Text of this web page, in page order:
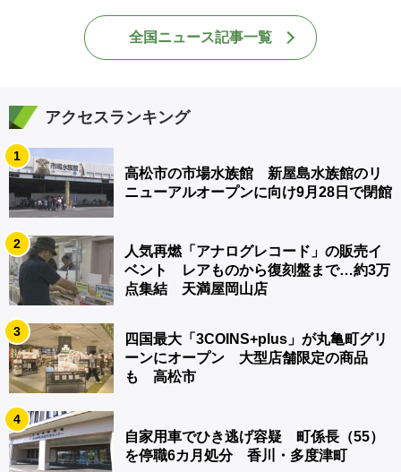
全国ニュース記事一覧
アクセスランキング
1
高松市の市場水族館 新屋島水族館のリ
ニューアルオープンに向け9月28日で閉館
2
人気再燃「アナログレコード」の販売イ
ベント レアものから復刻盤まで…約3万
点集結 天満屋岡山店
3
四国最大「3COINS+plus」が丸亀町グリ
ーンにオープン 大型店舗限定の商品
も 高松市
4
自家用車でひき逃げ容疑 町係長（55）
を停職6カ月処分 香川・多度津町